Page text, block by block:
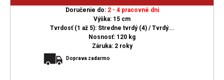
Doručenie do: 2 - 4 pracovné dni
Výška: 15 cm
Tvrdosť (1 až 5): Stredne tvrdý (4) / Tvrdý...
Nosnosť: 120 kg
Záruka: 2 roky
Doprava zadarmo